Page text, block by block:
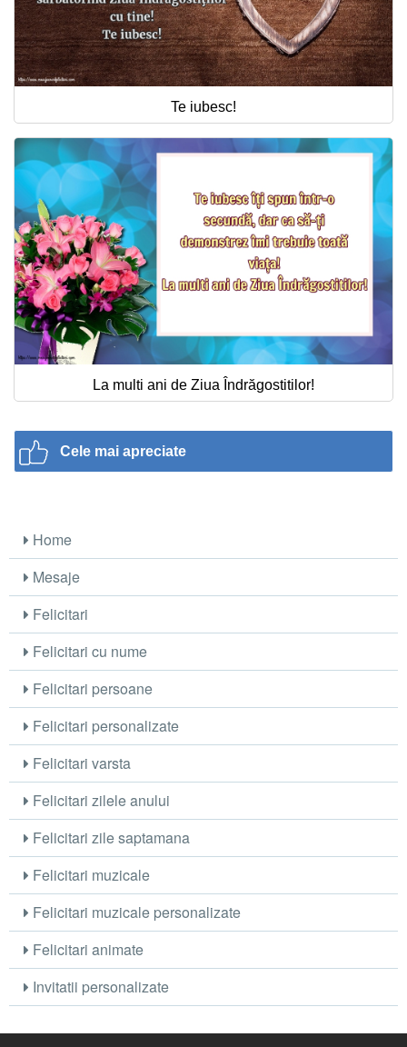
Te iubesc!
La multi ani de Ziua Îndrăgostitilor!
Cele mai apreciate
Home
Mesaje
Felicitari
Felicitari cu nume
Felicitari persoane
Felicitari personalizate
Felicitari varsta
Felicitari zilele anului
Felicitari zile saptamana
Felicitari muzicale
Felicitari muzicale personalizate
Felicitari animate
Invitatii personalizate